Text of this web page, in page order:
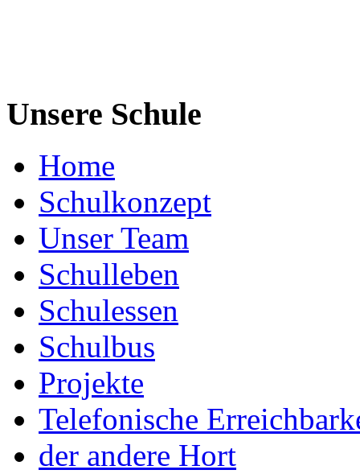
Unsere Schule
Home
Schulkonzept
Unser Team
Schulleben
Schulessen
Schulbus
Projekte
Telefonische
der andere Hort